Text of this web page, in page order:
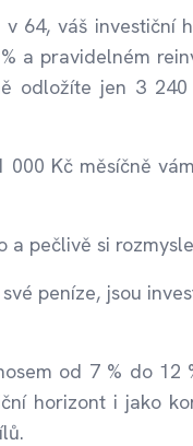
64, váš investiční
a pravidelném
odložíte jen 3
000 Kč měsíčně
pečlivě si
peníze, jsou
od 7 % do
horizont i jako